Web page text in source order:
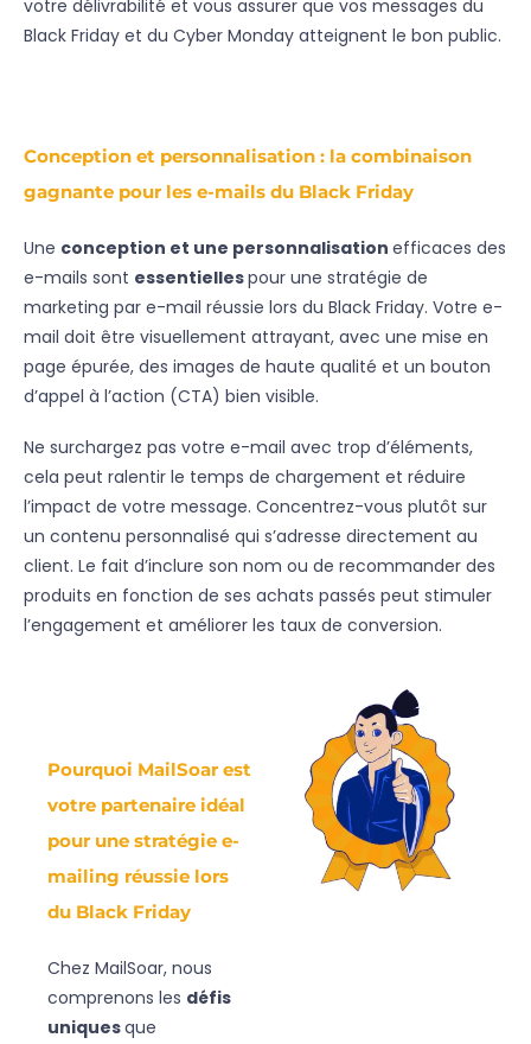
votre délivrabilité et vous assurer que vos messages du
Black Friday et du Cyber Monday atteignent le bon public.
Conception et personnalisation : la combinaison
gagnante pour les e-mails du Black Friday
Une conception et une personnalisation efficaces des
e-mails sont essentiellespour une stratégie de
marketing par e-mail réussie lors du Black Friday. Votre e-
mail doit être visuellement attrayant, avec une mise en
page épurée, des images de haute qualité et un bouton
d’appel à l’action (CTA) bien visible.
Ne surchargez pas votre e-mail avec trop d’éléments,
cela peut ralentir le temps de chargement et réduire
l’impact de votre message. Concentrez-vous plutôt sur
un contenu personnalisé qui s’adresse directement au
client. Le fait d’inclure son nom ou de recommander des
produits en fonction de ses achats passés peut stimuler
l’engagement et améliorer les taux de conversion.
Pourquoi MailSoar est
votre partenaire idéal
pour une stratégie e-
mailing réussie lors
du Black Friday
Chez MailSoar, nous
comprenons les défis
uniquesque